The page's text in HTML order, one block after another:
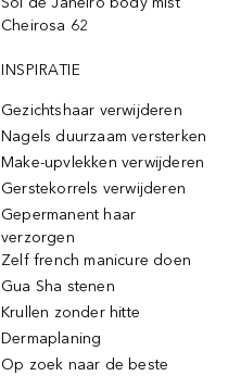
Cheirosa 62
INSPIRATIE
Gezichtshaar verwijderen
Nagels duurzaam versterken
Make-upvlekken verwijderen
Gerstekorrels verwijderen
Gepermanent haar
verzorgen
Zelf french manicure doen
Gua Sha stenen
Krullen zonder hitte
Dermaplaning
Op zoek naar de beste